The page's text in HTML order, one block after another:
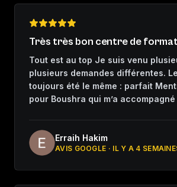
Très très bon centre de
Tout est au top Je suis venu
plusieurs demandes différentes.
toujours été le même : parfait Mention spéciale
pour Boushra qui m’a
Erraih Hakim
AVIS GOOGLE · IL Y A 4